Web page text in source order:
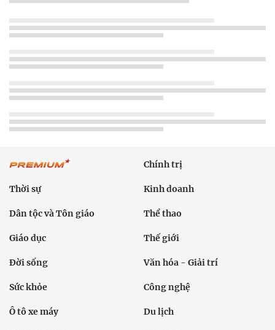
Chính trị
Thời sự Kinh doanh
Dân tộc và Tôn giáo Thể thao
Giáo dục Thế giới
Đời sống Văn hóa - Giải trí
Sức khỏe Công nghệ
Ô tô xe máy Du lịch